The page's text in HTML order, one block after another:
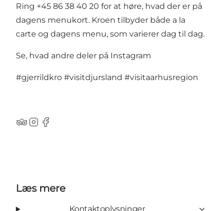
Ring +45 86 38 40 20 for at høre, hvad der er på
dagens menukort. Kroen tilbyder både a la
carte og dagens menu, som varierer dag til dag.
Se, hvad andre deler på Instagram
#gjerrildkro #visitdjursland #visitaarhusregion
TripAdvisor
Instagram
Facebook
Læs mere
Kontaktoplysninger